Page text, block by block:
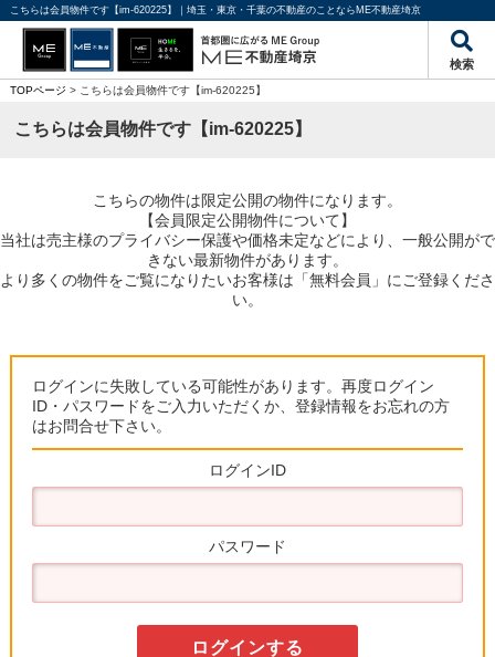
こちらは会員物件です【im-620225】｜埼玉・東京・千葉の不動産のことならME不動産埼京
検索
TOPページ > こちらは会員物件です【im-620225】
こちらは会員物件です【im-620225】
こちらの物件は限定公開の物件になります。
【会員限定公開物件について】
当社は売主様のプライバシー保護や価格未定などにより、一般公開がで
きない最新物件があります。
より多くの物件をご覧になりたいお客様は「無料会員」にご登録くださ
い。
ログインに失敗している可能性があります。再度ログイン
ID・パスワードをご入力いただくか、登録情報をお忘れの方
はお問合せ下さい。
ログインID
パスワード